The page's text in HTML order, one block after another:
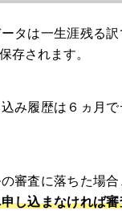
タは一生涯残る
存されます。
み履歴は６ヵ月
審査に落ちた場合
し込まなければ